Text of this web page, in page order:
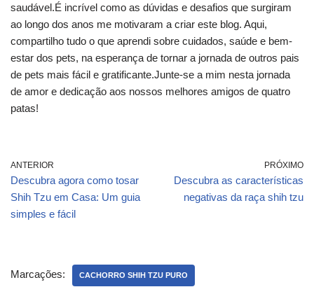
saudável.É incrível como as dúvidas e desafios que surgiram
ao longo dos anos me motivaram a criar este blog. Aqui,
compartilho tudo o que aprendi sobre cuidados, saúde e bem-
estar dos pets, na esperança de tornar a jornada de outros pais
de pets mais fácil e gratificante.Junte-se a mim nesta jornada
de amor e dedicação aos nossos melhores amigos de quatro
patas!
ANTERIOR
Descubra agora como tosar
Shih Tzu em Casa: Um guia
simples e fácil
PRÓXIMO
Descubra as características
negativas da raça shih tzu
Marcações: CACHORRO SHIH TZU PURO